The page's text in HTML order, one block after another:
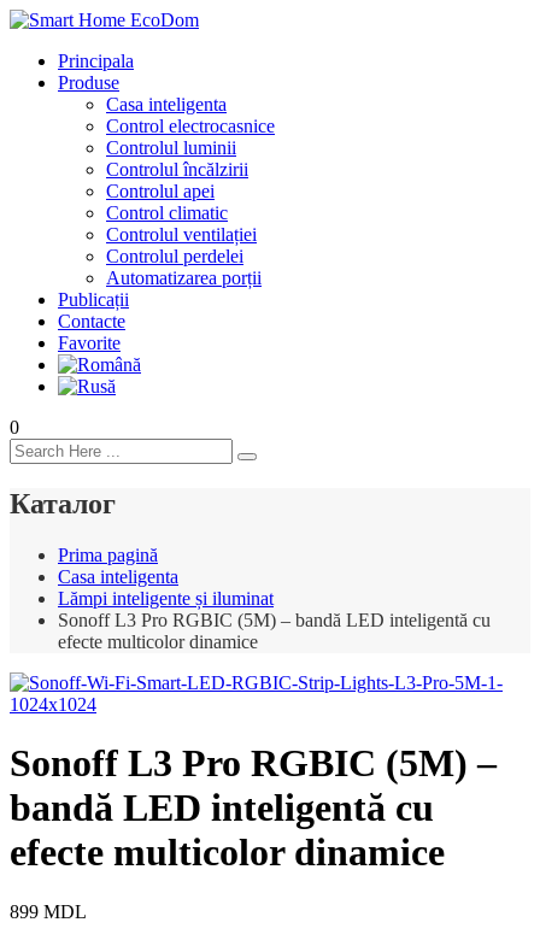
Principala
Produse
Casa inteligenta
Control electrocasnice
Controlul luminii
Controlul încălzirii
Controlul apei
Control climatic
Controlul ventilației
Сontrolul perdelei
Automatizarea porții
Publicații
Contacte
Favorite
0
Каталог
Prima pagină
Casa inteligenta
Lămpi inteligente și iluminat
Sonoff L3 Pro RGBIC (5M) – bandă LED inteligentă cu
efecte multicolor dinamice
Sonoff L3 Pro RGBIC (5M) –
bandă LED inteligentă cu
efecte multicolor dinamice
899 MDL